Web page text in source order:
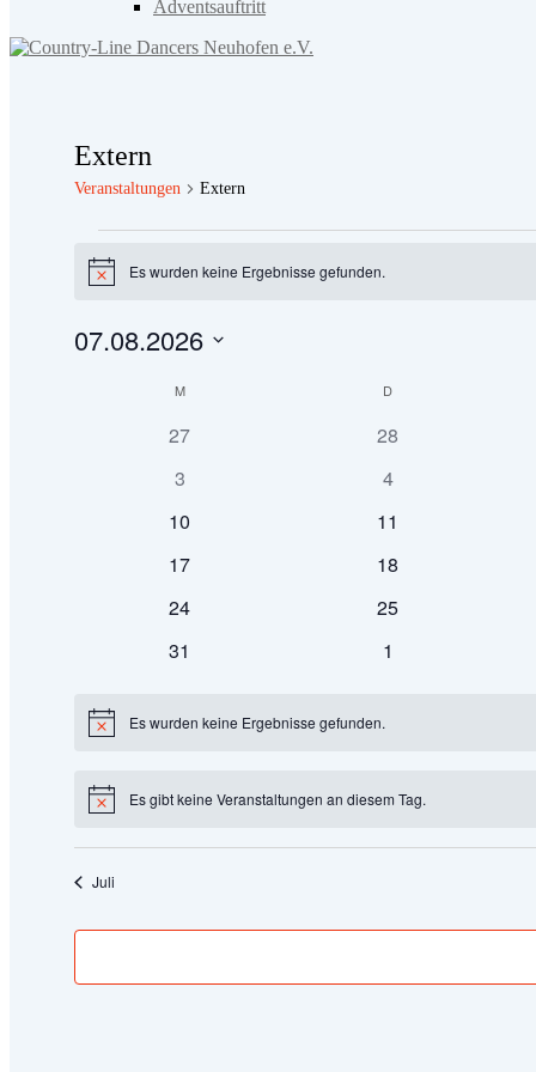
Adventsauftritt
Extern
Veranstaltungen Extern
HinweisEs wurden keine Ergebnisse gefunden.
07.08.2026
KalenderMMONTAG D
0
27
0
28
0
3
0
4
0
10
0
11
0
17
0
18
0
24
0
25
0
31
0
1
HinweisEs wurden keine Ergebnisse gefunden.
HinweisEs gibt keine Veranstaltungen an diesem Tag.
Juli